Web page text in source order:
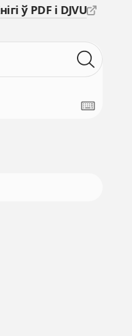
ў PDF і DJVU